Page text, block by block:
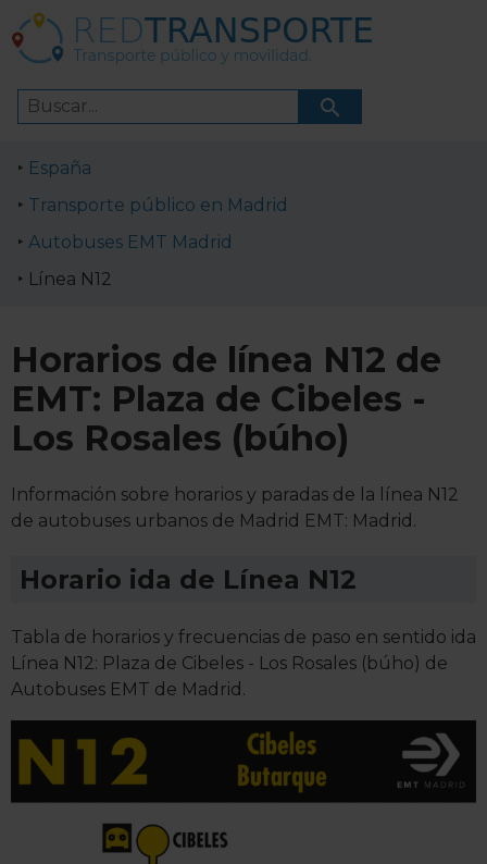
España
Transporte público en Madrid
Autobuses EMT Madrid
Línea N12
Horarios de línea N12 de
EMT: Plaza de Cibeles -
Los Rosales (búho)
Información sobre horarios y paradas de la línea N12
de autobuses urbanos de Madrid EMT: Madrid.
Horario ida de Línea N12
Tabla de horarios y frecuencias de paso en sentido ida
Línea N12: Plaza de Cibeles - Los Rosales (búho) de
Autobuses EMT de Madrid.